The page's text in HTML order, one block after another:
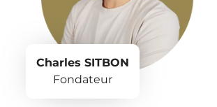
Charles SITBON
Fondateur